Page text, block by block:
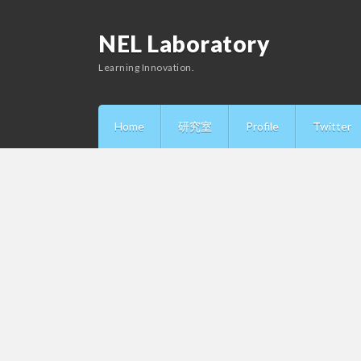
NEL Laboratory
Learning Innovation.
Home 研究室 Profile Twitter